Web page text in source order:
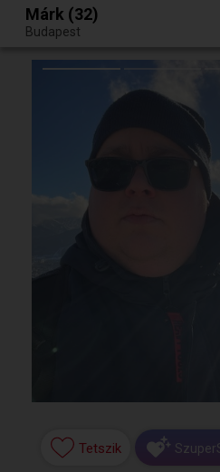
Egy jó randiból bármi lehet.
Márk (32)
Budapest
Tetszik